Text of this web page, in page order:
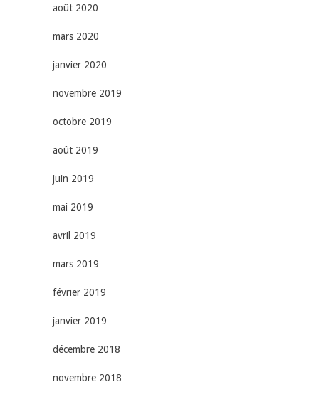
août 2020
mars 2020
janvier 2020
novembre 2019
octobre 2019
août 2019
juin 2019
mai 2019
avril 2019
mars 2019
février 2019
janvier 2019
décembre 2018
novembre 2018